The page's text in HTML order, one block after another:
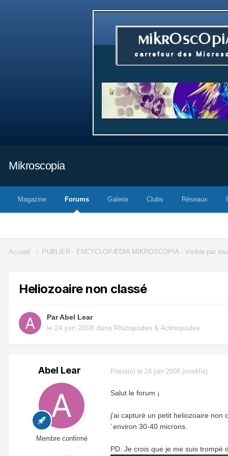
Mikroscopia
Magazine Forums Galerie Clubs Réseaux
Accueil PUBLIER - ENCYCLOPÆDIA MIKROSCOPIA - Visible par
Heliozoaire non classé
ParAbel Lear
le 24 juin 2008 dans Rhizopodes & Actinopodes
Abel Lear
Membre confirmé
Posté(e) le 24 juin 2008 (modifié)
Salut le forum ¡
j'ai capturé un petit heliozoaire non
´environ 30-40 microns.
PD. Je crois que je me suis trompé